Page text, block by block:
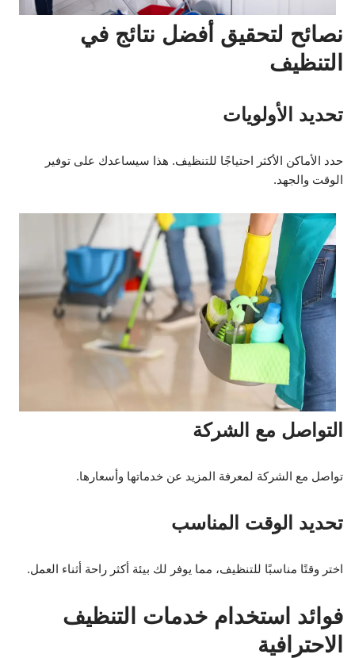
نصائح لتحقيق أفضل نتائج في
التنظيف
تحديد الأولويات
حدد الأماكن الأكثر احتياجًا للتنظيف. هذا سيساعدك على توفير
الوقت والجهد.
التواصل مع الشركة
تواصل مع الشركة لمعرفة المزيد عن خدماتها وأسعارها.
تحديد الوقت المناسب
اختر وقتًا مناسبًا للتنظيف، مما يوفر لك بيئة أكثر راحة أثناء العمل.
فوائد استخدام خدمات التنظيف
الاحترافية